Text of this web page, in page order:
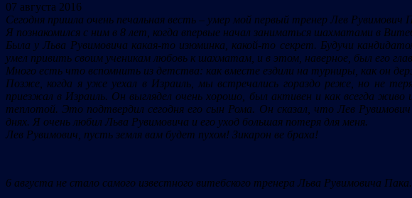
07 августа 2016
Сегодня пришла очень печальная весть – умер мой первый тренер Лев Рувимович
Я познакомился с ним в 8 лет, когда впервые начал заниматься шахматами в
Была у Льва Рувимовича какая-то изюминка, какой-то секрет. Будучи
умел привить своим ученикам любовь к шахматам, и в этом, наверное, был его
Много есть что вспомнить из детства: как вместе ездили на турниры, как он
Позже, когда я уже уехал в Израиль, мы встречались гораздо реже, но не
приезжал в Израиль. Он выглядел очень хорошо, был активен и как всегда
теплотой. Это подтвердил сегодня его сын Рома. Он сказал, что Лев
днях. Я очень любил Льва Рувимовича и его уход большая потеря для меня.
Лев Рувимович, пусть земля вам будет пухом! Зикарон ве браха!
6 августа не стало самого известного витебского тренера Льва Рувимовича Пака.